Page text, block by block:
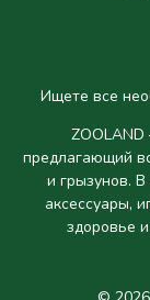
Ищете все
предлагающий
и грызунов.
аксессуары,
здоровье